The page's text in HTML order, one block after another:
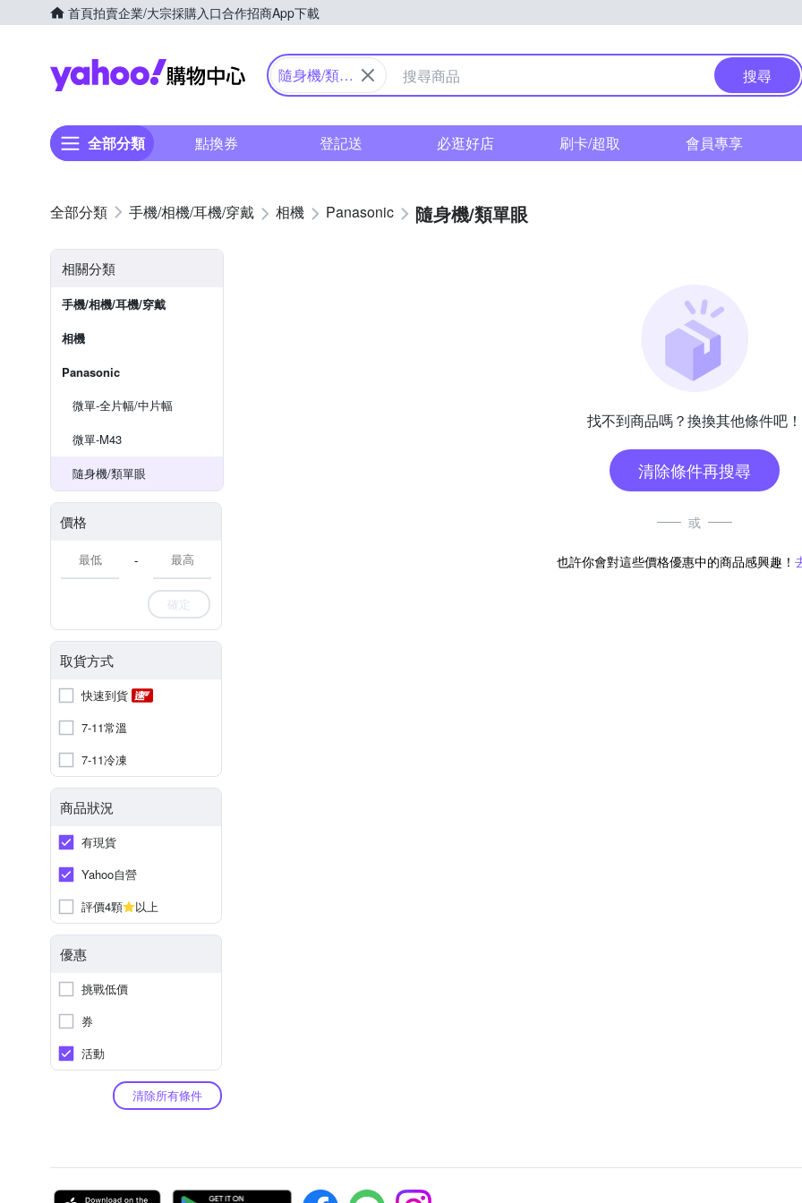
首頁拍賣企業/大宗採購入口合作招商App下載
Yahoo購物中心
隨身機/類單
搜尋
全部分類 點換券 登記送 必逛好店 刷卡/超取 會員專享
手機/相機/耳機/穿戴 相機 Panasonic 隨身機/類單眼
相關分類
手機/相機/耳機/穿戴
相機
Panasonic
微單-全片幅/中片幅
微單-M43
隨身機/類單眼
價格
-
確定
取貨方式
快速到貨
7-11常溫
7-11冷凍
商品狀況
有現貨
Yahoo自營
評價4顆
以上
優惠
挑戰低價
券
活動
清除所有條件
找不到商品嗎？換換其他條件吧！
清除條件再搜尋
或
也許你會對這些價格優惠中的商品感興趣！